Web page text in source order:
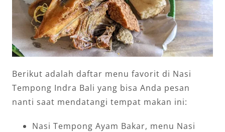
Berikut adalah daftar menu favorit di Nasi
Tempong Indra Bali yang bisa Anda pesan
nanti saat mendatangi tempat makan ini:
Nasi Tempong Ayam Bakar, menu Nasi